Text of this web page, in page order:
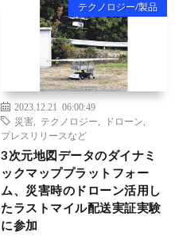
テクノロジー/製品
2023.12.21 06:00:49
災害
テクノロジー ドローン
プレスリリースなど
3次元地図データのダイナミ
ックマッププラットフォー
ム、災害時のドローン活用し
たラストマイル配送実証実験
に参加